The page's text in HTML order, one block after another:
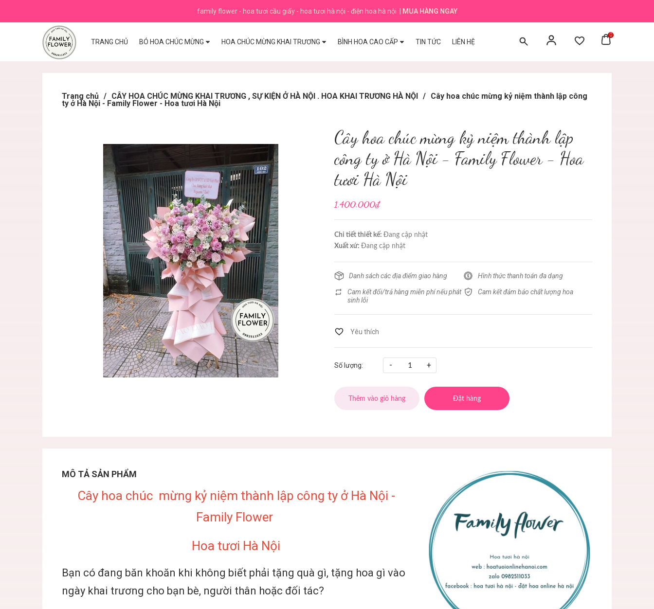
family flower - hoa tươi cầu giấy - hoa tươi hà nội - điện hoa hà nội MUA HÀNG NGAY
TRANG CHỦ BÓ HOA CHÚC MỪNG HOA CHÚC MỪNG KHAI TRƯƠNG BÌNH HOA CAO CẤP TIN TỨC LIÊN HỆ
0
Trang chủ / CÂY HOA CHÚC MỪNG KHAI TRƯƠNG , SỰ KIỆN Ở HÀ NỘI . HOA KHAI TRƯƠNG HÀ NỘI / Cây hoa chúc mừng kỷ niệm thành lập công
ty ở Hà Nội - Family Flower - Hoa tươi Hà Nội
Cây hoa chúc mừng kỷ niệm thành lập
công ty ở Hà Nội - Family Flower - Hoa
tươi Hà Nội
1.400.000₫
Chi tiết thiết kế: Đang cập nhật
Xuất xứ: Đang cập nhật
Danh sách các địa điểm giao hàng Hình thức thanh toán đa dạng
Cam kết đổi/trả hàng miễn phí nếu phát
sinh lỗi
Cam kết đảm bảo chất lượng hoa
Số lượng: - +
Thêm vào giỏ hàng Đặt hàng
MÔ TẢ SẢN PHẨM
Cây hoa chúc mừng kỷ niệm thành lập công ty ở Hà Nội -
Family Flower
Hoa tươi Hà Nội
Bạn có đang băn khoăn khi không biết phải tặng quà gì, tặng hoa gì vào
ngày khai trương cho bạn bè, người thân hoặc đối tác?